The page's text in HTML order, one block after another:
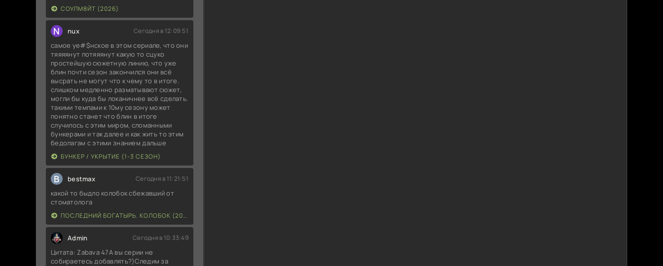
СОУЛМ8ЙТ (2026)
N nux Сегодня в 12:09:51
самое уе#$нское в этом сериале, что они
тяяяянут потяяянут какую то сцуко
простейшую сюжетную линию, что уже
блин почти сезон закончился они всё
высрать не могут что к чему то в итоге.
слишком медленно разматывают сюжет,
могли бы куда бы локаничнее всё сделать.
такими темпами к 10му сезону может
понятно станет что блин в итоге
случилось с этим миром, сломанными
бункерами и так далее и как жить то этим
бедолагам с этими знанием дальше
БУНКЕР / УКРЫТИЕ (1-3 СЕЗОН)
B bestmax Сегодня в 11:21:51
какой то быдло колобок сбежавший от
стоматолога
ПОСЛЕДНИЙ БОГАТЫРЬ. КОЛОБОК (2026)
Admin Сегодня в 10:33:49
Цитата: Zabava 47А вы серии не
собираетесь добавлять?)Следим за